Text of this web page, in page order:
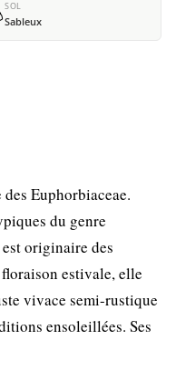
SOL
Sableux
Euphorbiaceae.
du genre
originaire des
estivale, elle
vivace semi-rustique
ensoleillées. Ses